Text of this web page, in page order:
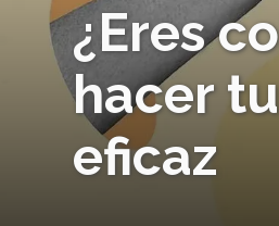
¿Eres
hacer
eficaz